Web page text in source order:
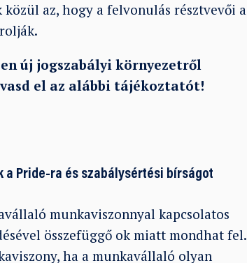
az, hogy a felvonulás résztvevői a
új jogszabályi környezetről
el az alábbi tájékoztatót!
a Pride-ra és szabálysértési bírságot
munkaviszonnyal kapcsolatos
összefüggő ok miatt mondhat fel.
ha a munkavállaló olyan